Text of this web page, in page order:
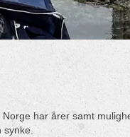
har årer samt